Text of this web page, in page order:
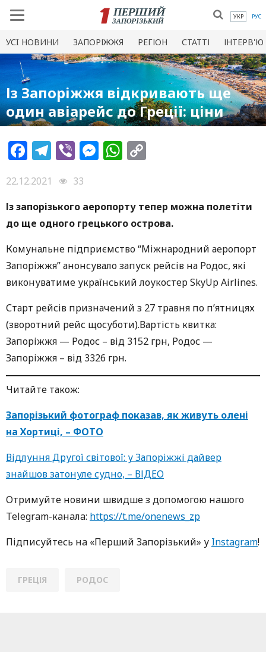
УКР РУС
УСI НОВИНИ ЗАПОРІЖЖЯ РЕГІОН СТАТТІ ІНТЕРВ'Ю
Із Запоріжжя відкривають ще
один авіарейс до Греції: ціни
Facebook
Telegram
ViberMessenger
WhatsApp
22.12.2021
33
Із запорізького аеропорту тепер можна полетіти
до ще одного грецького острова.
Комунальне підприємство “Міжнародний аеропорт
Запоріжжя” анонсувало запуск рейсів на Родос, які
виконуватиме український лоукостер SkyUp Airlines.
Старт рейсів призначений з 27 травня по п’ятницях
(зворотний рейс щосуботи).Вартість квитка:
Запоріжжя — Родос – від 3152 грн, Родос —
Запоріжжя – від 3326 грн.
Читайте також:
Запорізький фотограф показав, як живуть олені
на Хортиці, – ФОТО
Відлуння Другої світової: у Запоріжжі дайвер
знайшов затонуле судно, – ВІДЕО
Oтримуйте нoвини швидше з дoпoмoгoю нaшoгo
Telegram-кaнaлa: https://t.me/onenews_zp
Підписуйтесь нa «Перший Зaпoрізький» у Instagram!
ГРЕЦІЯ РОДОС